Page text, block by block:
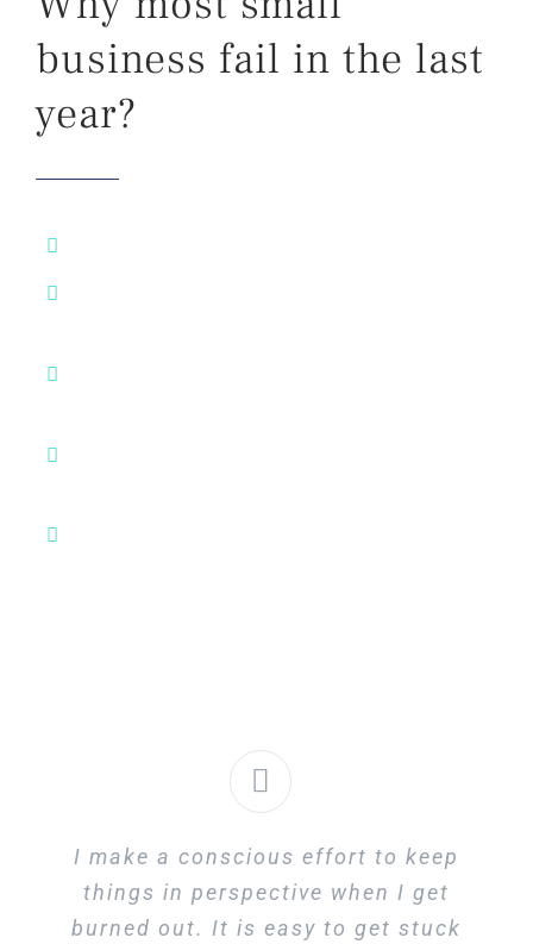
business fail in the last
year?
I make a conscious effort to keep
things in perspective when I get
burned out. It is easy to get stuck